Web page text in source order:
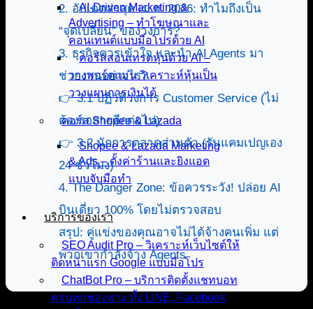
AI-Driven Marketing &
Advertising – ทำโฆษณาและ
คอนเทนต์แบบมือโปรด้วย AI
คอร์สสอนเทรดหุ้นด้วย AI –
วางพอร์ตแม่น วิเคราะห์หุ้นเป็น
วางแผนการเงินได้
คอร์ส Shopee & Lazada
Shopee & Lazada Marketing
& Ads – ตั้งค่าร้านและยิงแอด
แบบจับมือทำ
บริการของเรา
SEO Audit Pro – วิเคราะห์เว็บไซต์ให้
ติดหน้าแรก Google แบบมือโปร
ChatBot Pro – บริการติดตั้งแชทบอท
ครบทุกช่องทาง ทั้ง LINE, Facebook
2. อัปเดตล่าสุด เม.ย. 2026: ทำไมถึงเป็น
“จุดเปลี่ยน” ของวงการ?
3. ธุรกิจควรเข้าใจ และนำ AI Agents มา
ช่วยงานอย่างไร?
👉 3.1 ปฏิวัติวงการ Customer Service (ไม่
ต้องรอสายอีกต่อไป)
👉 3.2 นักการตลาดส่วนตัว (รันแคมเปญเอง
24 ชั่วโมง)
4. The Danger Zone: ข้อควรระวัง! ปล่อย AI
บินเดี่ยว 100% โดยไม่ตรวจสอบ
สรุป: คู่แข่งของคุณอาจไม่ได้จ้างคนเพิ่ม แต่
พวกเขากำลังจ้าง Agents